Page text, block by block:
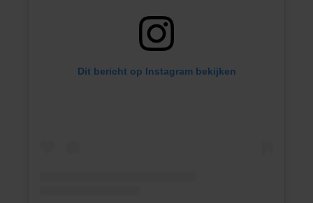
Dit bericht op Instagram bekijken